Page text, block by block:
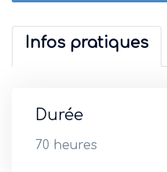
Infos pratiques
Durée
70 heures